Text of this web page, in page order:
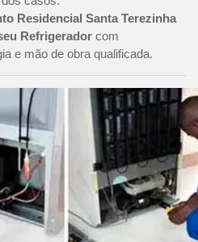
Residencial Santa Terezinha
Refrigerador com
e mão de obra qualificada.